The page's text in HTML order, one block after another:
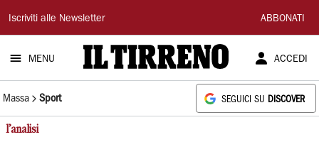
Il
Tirreno
Iscriviti alle Newsletter ABBONATI
MENU ACCEDI
Massa Sport SEGUICI SU DISCOVER
l’analisi